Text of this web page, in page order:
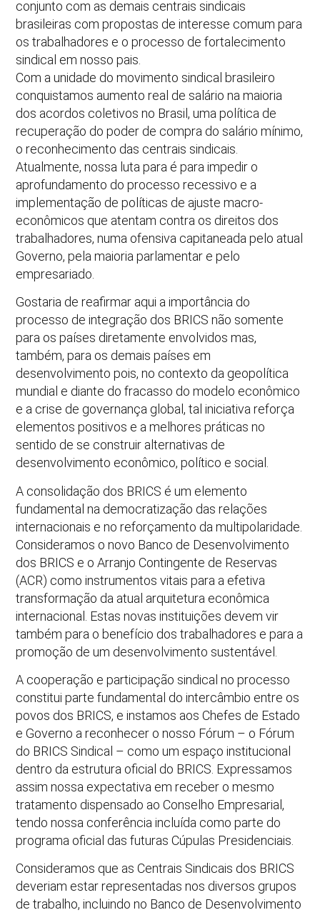
conjunto com as demais centrais sindicais
brasileiras com propostas de interesse comum para
os trabalhadores e o processo de fortalecimento
sindical em nosso pais.
Com a unidade do movimento sindical brasileiro
conquistamos aumento real de salário na maioria
dos acordos coletivos no Brasil, uma política de
recuperação do poder de compra do salário mínimo,
o reconhecimento das centrais sindicais.
Atualmente, nossa luta para é para impedir o
aprofundamento do processo recessivo e a
implementação de políticas de ajuste macro-
econômicos que atentam contra os direitos dos
trabalhadores, numa ofensiva capitaneada pelo atual
Governo, pela maioria parlamentar e pelo
empresariado.
Gostaria de reafirmar aqui a importância do
processo de integração dos BRICS não somente
para os países diretamente envolvidos mas,
também, para os demais países em
desenvolvimento pois, no contexto da geopolítica
mundial e diante do fracasso do modelo econômico
e a crise de governança global, tal iniciativa reforça
elementos positivos e a melhores práticas no
sentido de se construir alternativas de
desenvolvimento econômico, político e social.
A consolidação dos BRICS é um elemento
fundamental na democratização das relações
internacionais e no reforçamento da multipolaridade.
Consideramos o novo Banco de Desenvolvimento
dos BRICS e o Arranjo Contingente de Reservas
(ACR) como instrumentos vitais para a efetiva
transformação da atual arquitetura econômica
internacional. Estas novas instituições devem vir
também para o benefício dos trabalhadores e para a
promoção de um desenvolvimento sustentável.
A cooperação e participação sindical no processo
constitui parte fundamental do intercâmbio entre os
povos dos BRICS, e instamos aos Chefes de Estado
e Governo a reconhecer o nosso Fórum – o Fórum
do BRICS Sindical – como um espaço institucional
dentro da estrutura oficial do BRICS. Expressamos
assim nossa expectativa em receber o mesmo
tratamento dispensado ao Conselho Empresarial,
tendo nossa conferência incluída como parte do
programa oficial das futuras Cúpulas Presidenciais.
Consideramos que as Centrais Sindicais dos BRICS
deveriam estar representadas nos diversos grupos
de trabalho, incluindo no Banco de Desenvolvimento